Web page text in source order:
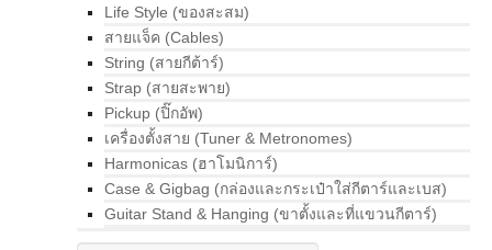
Life Style (ของสะสม)
สายแจ็ค (Cables)
String (สายกีต้าร์)
Strap (สายสะพาย)
Pickup (ปิ๊กอัพ)
เครื่องตั้งสาย (Tuner & Metronomes)
Harmonicas (ฮาโมนิการ์)
Case & Gigbag (กล่องและกระเป๋าใส่กีตาร์และเบส)
Guitar Stand & Hanging (ขาตั้งและที่แขวนกีตาร์)